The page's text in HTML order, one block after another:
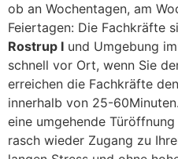
ob an Wochentagen, am
Feiertagen: Die Fachkräfte
Rostrup I und Umgebung
schnell vor Ort, wenn Sie
erreichen die Fachkräfte
innerhalb von 25-
eine umgehende
rasch wieder Zugang zu